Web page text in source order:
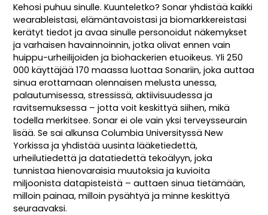
Kehosi puhuu sinulle. Kuunteletko? Sonar yhdistää kaikki
wearableistasi, elämäntavoistasi ja biomarkkereistasi
kerätyt tiedot ja avaa sinulle personoidut näkemykset
ja varhaisen havainnoinnin, jotka olivat ennen vain
huippu-urheilijoiden ja biohackerien etuoikeus. Yli 250
000 käyttäjää 170 maassa luottaa Sonariin, joka auttaa
sinua erottamaan olennaisen melusta unessa,
palautumisessa, stressissä, aktiivisuudessa ja
ravitsemuksessa – jotta voit keskittyä siihen, mikä
todella merkitsee. Sonar ei ole vain yksi terveysseurain
lisää. Se sai alkunsa Columbia Universityssä New
Yorkissa ja yhdistää uusinta lääketiedettä,
urheilutiedettä ja datatiedettä tekoälyyn, joka
tunnistaa hienovaraisia muutoksia ja kuvioita
miljoonista datapisteistä – auttaen sinua tietämään,
milloin painaa, milloin pysähtyä ja minne keskittyä
seuraavaksi.